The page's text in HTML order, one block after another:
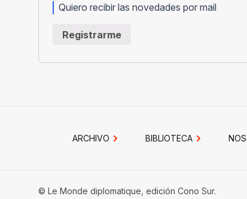
Quiero recibir las novedades por mail
Registrarme
ARCHIVO BIBLIOTECA
© Le Monde diplomatique, edición Cono Sur.